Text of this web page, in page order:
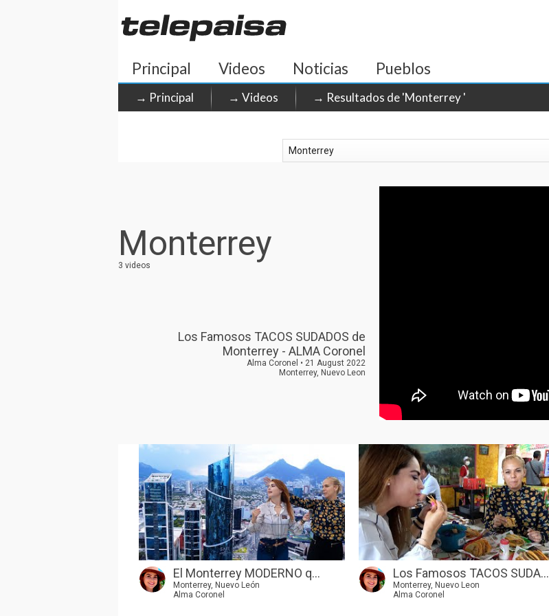
Principal Videos Noticias Pueblos
→ Principal → Videos → Resultados de 'Monterrey '
Monterrey
3 videos
Los Famosos TACOS SUDADOS de
Monterrey - ALMA Coronel
Alma Coronel • 21 August 2022
Monterrey, Nuevo Leon
El Monterrey MODERNO q...
Monterrey, Nuevo León
Alma Coronel
Los Famosos TACOS SUDA...
Monterrey, Nuevo Leon
Alma Coronel